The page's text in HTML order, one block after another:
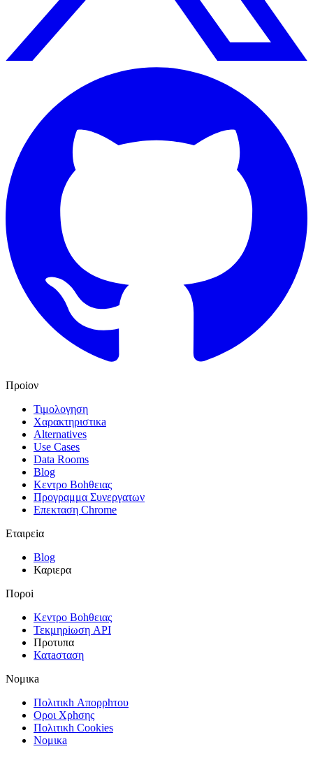
Προiον
Τιμολογηση
Χαρακτηριστικa
Alternatives
Use Cases
Data Rooms
Blog
Κεντρο Βοhθειας
Προγραμμα Συνεργατων
Επεκταση Chrome
Εταιρεiα
Blog
Καριερα
Πορoi
Κεντρο Βοhθειας
Τεκμηρiωση API
Πρoτυπα
Κατaσταση
Νομικa
Πολιτικh Απορρhτου
Οροι Χρhσης
Πολιτικh Cookies
Νομικa